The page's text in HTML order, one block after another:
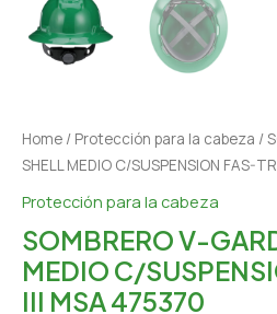
Home / Protección para la cabeza /
SHELL MEDIO C/SUSPENSION FAS-
Protección para la cabeza
SOMBRERO V-
MEDIO C/
III MSA 475370